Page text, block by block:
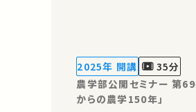
2025年 開講
35分
農学部公開セミナー 第69
からの農学150年」